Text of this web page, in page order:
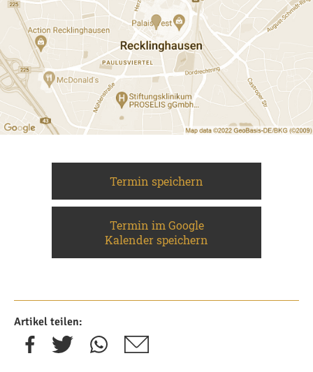
Termin speichern
Termin im Google
Kalender speichern
Artikel teilen: